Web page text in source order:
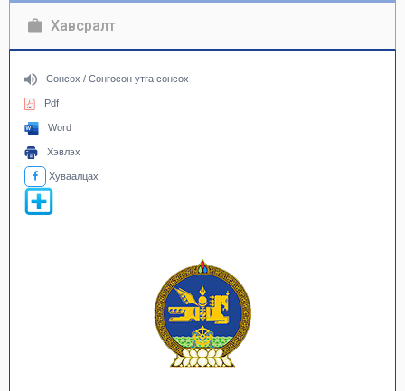
Хавсралт
Сонсох / Сонгосон утга сонсох
Pdf
Word
Хэвлэх
Хуваалцах